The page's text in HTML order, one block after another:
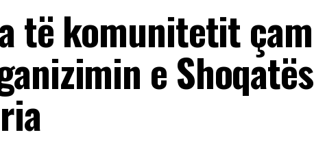
të komunitetit çam
e Shoqatës